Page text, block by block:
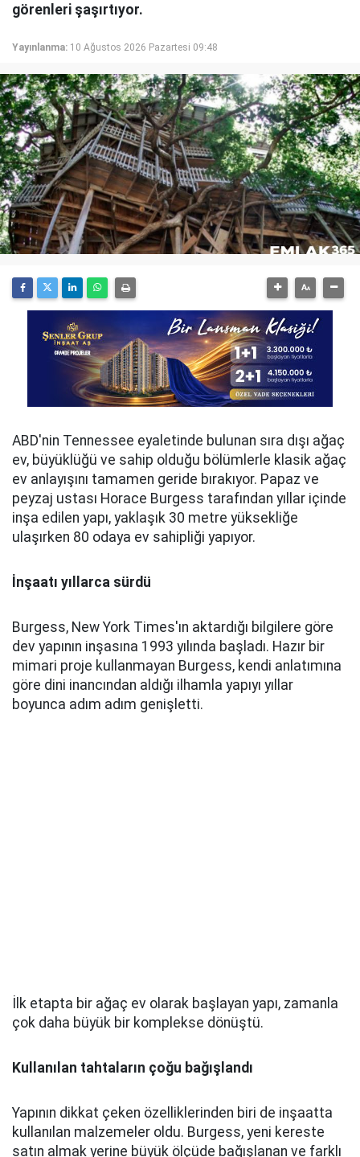
görenleri şaşırtıyor.
Yayınlanma: 10 Ağustos 2026 Pazartesi 09:48
ABD'nin Tennessee eyaletinde bulunan sıra dışı ağaç
ev, büyüklüğü ve sahip olduğu bölümlerle klasik ağaç
ev anlayışını tamamen geride bırakıyor. Papaz ve
peyzaj ustası Horace Burgess tarafından yıllar içinde
inşa edilen yapı, yaklaşık 30 metre yüksekliğe
ulaşırken 80 odaya ev sahipliği yapıyor.
İnşaatı yıllarca sürdü
Burgess, New York Times'ın aktardığı bilgilere göre
dev yapının inşasına 1993 yılında başladı. Hazır bir
mimari proje kullanmayan Burgess, kendi anlatımına
göre dini inancından aldığı ilhamla yapıyı yıllar
boyunca adım adım genişletti.
İlk etapta bir ağaç ev olarak başlayan yapı, zamanla
çok daha büyük bir komplekse dönüştü.
Kullanılan tahtaların çoğu bağışlandı
Yapının dikkat çeken özelliklerinden biri de inşaatta
kullanılan malzemeler oldu. Burgess, yeni kereste
satın almak yerine büyük ölçüde bağışlanan ve farklı